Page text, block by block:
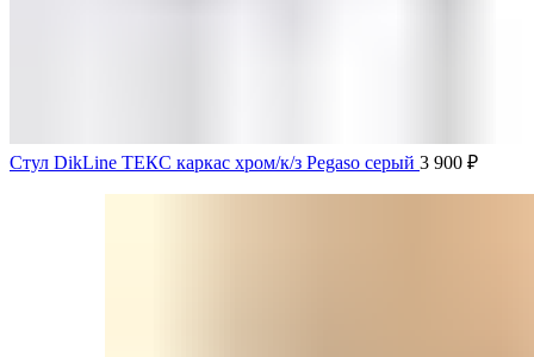
Стул DikLine ТЕКС каркас хром/к/з Pegaso серый